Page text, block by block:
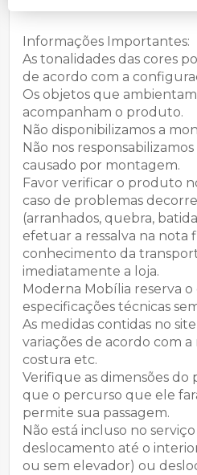
Informações Importantes:
As tonalidades das cores
de acordo com a
Os objetos que
acompanham o produto.
Não disponibilizamos a
Não nos
causado por montagem.
Favor verificar o produto
caso de problemas
(arranhados, quebra,
efetuar a ressalva na nota
conhecimento da
imediatamente a loja.
Moderna Mobília reserva
especificações técnicas
As medidas contidas no
variações de acordo com
costura etc.
Verifique as dimensões
que o percurso que ele
permite sua passagem.
Não está incluso no
deslocamento até o
ou sem elevador) ou